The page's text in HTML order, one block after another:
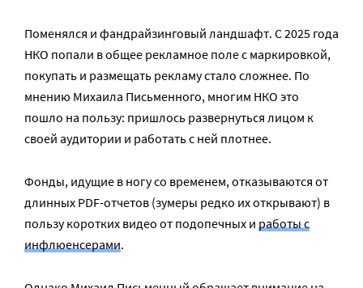
Поменялся и фандрайзинговый ландшафт. С 2025 года
НКО попали в общее рекламное поле с маркировкой,
покупать и размещать рекламу стало сложнее. По
мнению Михаила Письменного, многим НКО это
пошло на пользу: пришлось развернуться лицом к
своей аудитории и работать с ней плотнее.
Фонды, идущие в ногу со временем, отказываются от
длинных PDF-отчетов (зумеры редко их открывают) в
пользу коротких видео от подопечных и работы с
инфлюенсерами.